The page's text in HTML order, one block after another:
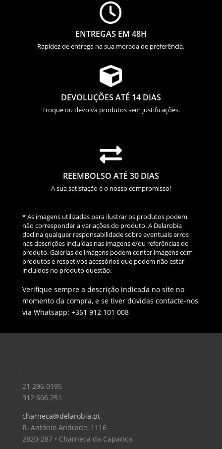

ENTREGAS EM 48H
Rapidez de entrega na sua morada de preferência.

DEVOLUÇÕES ATÉ 14 DIAS
Troque ou devolva produtos sem justificações.

REEMBOLSO ATÉ 30 DIAS
A sua satisfação é o nosso compromisso!
* As imagens utilizadas para ilustrar os produtos podem
não corresponder a variações do produto. A Delarobia
declina qualquer responsabilidade sobre eventuais erros
nas descrições incluídas nas imagens e/ou referências do
produto. Galerias de imagens podem conter imagens com
produtos e respetivos acessórios que podem não estar
incluídos no produto questão.
Verifique sempre a descrição indicada no site no
momento da compra, e se tiver dúvidas contacte-nos
via Whatsapp: +351 912 101 008
21 296 0195
912 606 251
charneca@delarobia.pt
R. António Andrade, 1116
2820-287 • Charneca da Caparica